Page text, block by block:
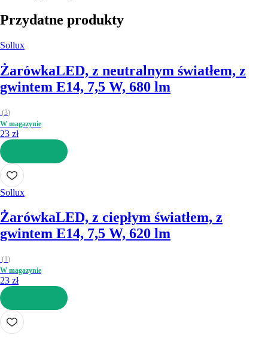
Przydatne produkty
Sollux
ŻarówkaLED, z neutralnym światłem, z
gwintem E14, 7,5 W, 680 lm
(3)
W magazynie
23 zł
DO KOSZYKA
Sollux
ŻarówkaLED, z ciepłym światłem, z
gwintem E14, 7,5 W, 620 lm
(1)
W magazynie
23 zł
DO KOSZYKA